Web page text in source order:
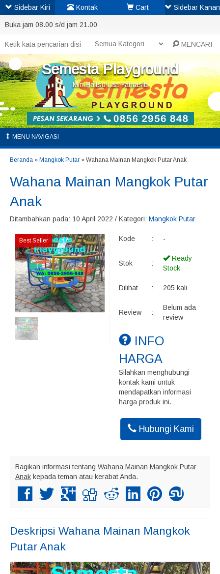
Buka jam 08.00 s/d jam 21.00
MENCARI
Semesta Playground
Min Haitsu Laa Yahtasib
MENU NAVIGASI
Beranda » Mangkok Putar » Wahana Mainan Mangkok Putar Anak
Wahana Mainan Mangkok Putar
Anak
Ditambahkan pada: 10 April 2022 / Kategori: Mangkok Putar
Best Seller Kode : -
Stok :
Ready
Stock
Dilihat : 205 kali
Review :
Belum ada
review
INFO
HARGA
Silahkan menghubungi
kontak kami untuk
mendapatkan informasi
harga produk ini.
Hubungi Kami
Bagikan informasi tentang Wahana Mainan Mangkok Putar
Anak kepada teman atau kerabat Anda.
Deskripsi Wahana Mainan Mangkok
Putar Anak
Sidebar Kiri Kontak Cart Sidebar Kanan